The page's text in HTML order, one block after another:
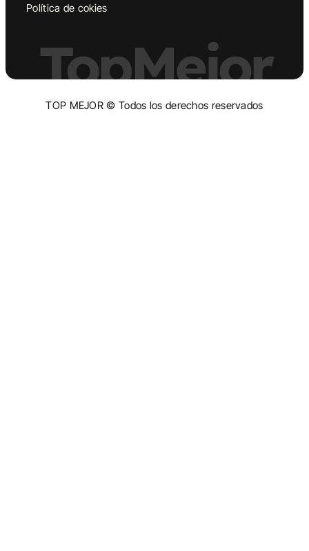
Política de cokies
TopMejor
TOP MEJOR © Todos los derechos reservados